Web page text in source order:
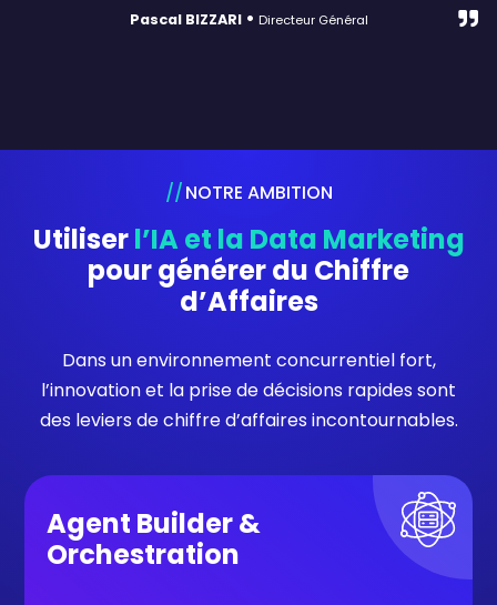
Pascal BIZZARI• Directeur Général
NOTRE AMBITION
Utiliserl’IA et la Data Marketing
pour générer du Chiffre
d’Affaires
Dans un environnement concurrentiel fort,
l’innovation et la prise de décisions rapides sont
des leviers de chiffre d’affaires incontournables.
Agent Builder &
Orchestration